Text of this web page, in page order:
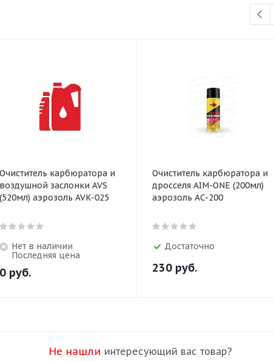
Очиститель карбюратора и
воздушной заслонки AVS
(520мл) аэрозоль AVK-025
Нет в наличии
Последняя цена
0руб.
Очиститель карбюратора и
дросселя AIM-ONE (200мл)
аэрозоль AC-200
Достаточно
230 руб.
Не нашли интересующий вас товар?